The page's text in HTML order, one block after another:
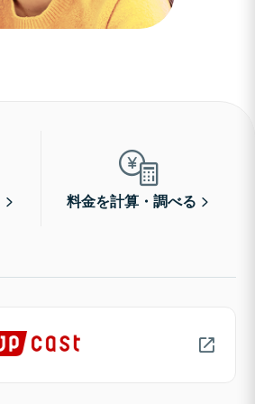
料金を計算・調べる